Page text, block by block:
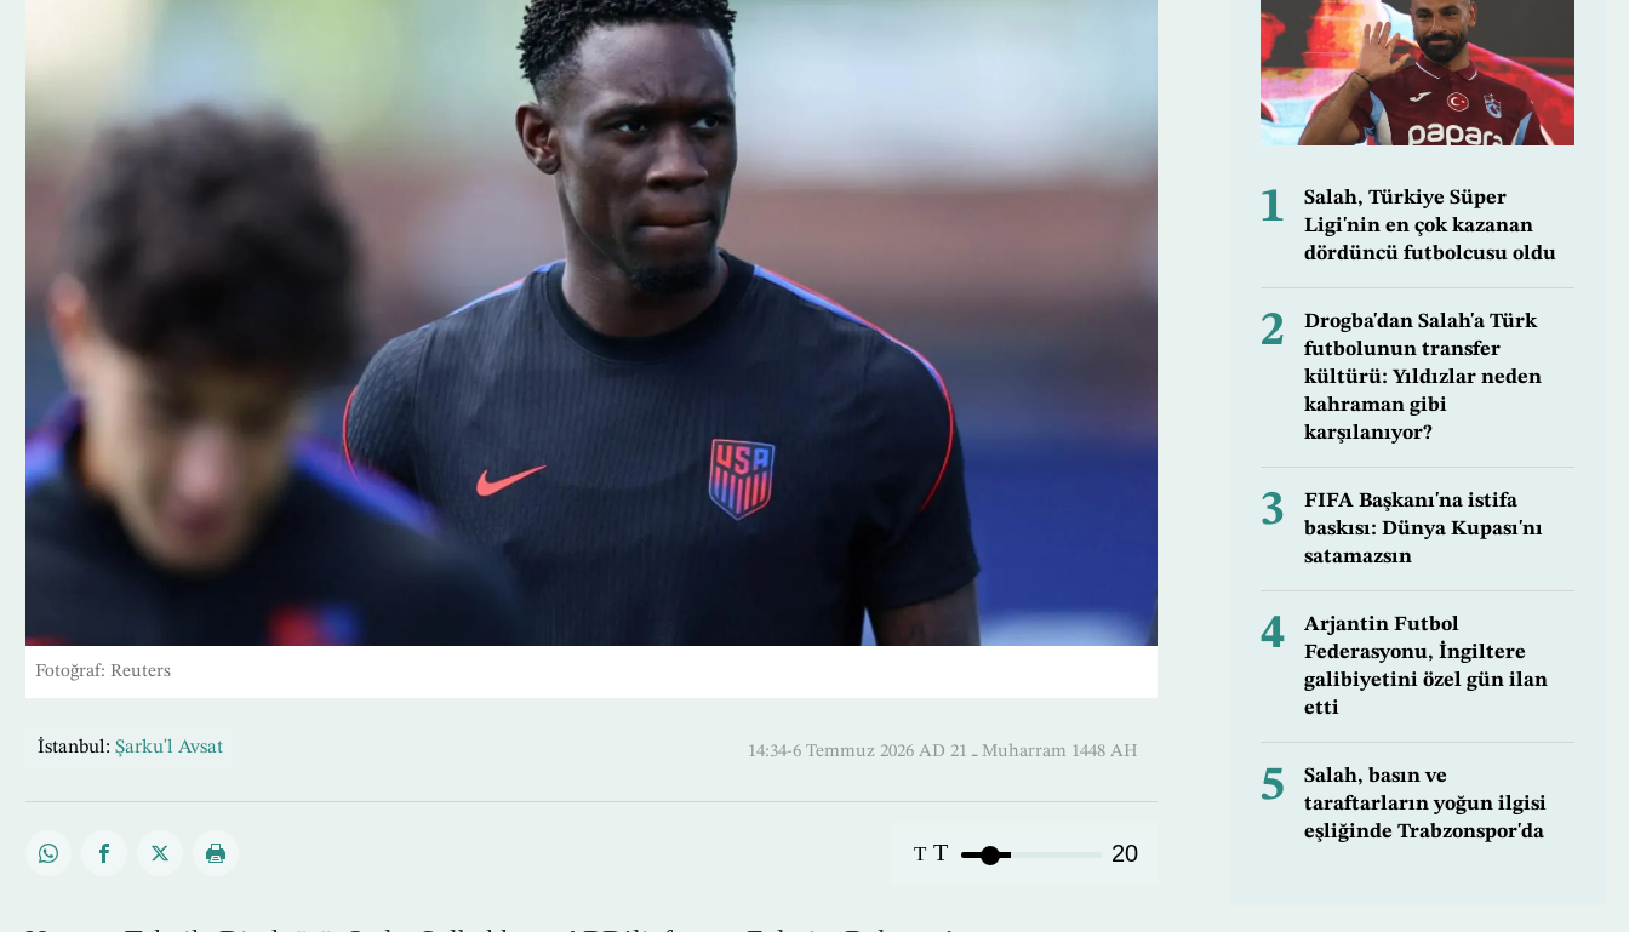
Fotoğraf: Reuters
İstanbul: Şarku'l Avsat 14:34-6 Temmuz 2026 AD ـ 21 Muharram 1448 AH
T T 20
1
Salah, Türkiye Süper
Ligi'nin en çok kazanan
dördüncü futbolcusu oldu
2
Drogba'dan Salah'a Türk
futbolunun transfer
kültürü: Yıldızlar neden
kahraman gibi
karşılanıyor?
3
FIFA Başkanı'na istifa
baskısı: Dünya Kupası'nı
satamazsın
4
Arjantin Futbol
Federasyonu, İngiltere
galibiyetini özel gün ilan
etti
5
Salah, basın ve
taraftarların yoğun ilgisi
eşliğinde Trabzonspor'da